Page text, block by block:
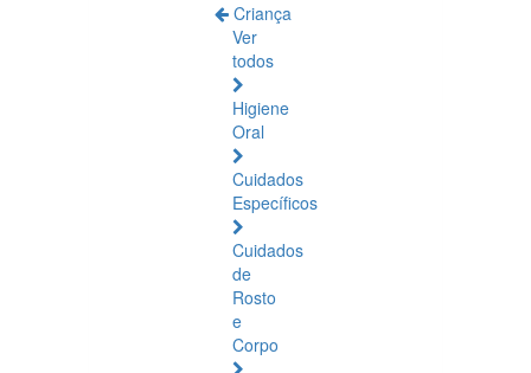
Criança
Ver
todos
Higiene
Oral
Cuidados
Específicos
Cuidados
de
Rosto
e
Corpo